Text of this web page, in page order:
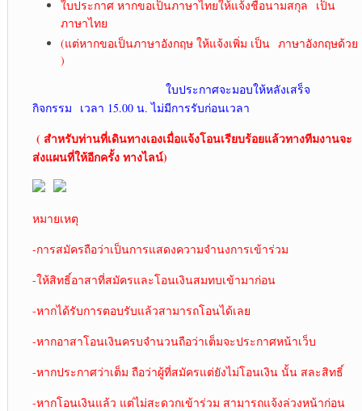
ใบประกาศ หากขอเป็นภาษาไทยให้แจ้งชื่อนามสกุล เป็น
ภาษาไทย
(แต่หากขอเป็นภาษาอังกฤษ ให้แจ้งเพิ่ม เป็น ภาษาอังกฤษด้วย
)
ใบประกาศจะมอบให้หลังเสร็จ
กิจกรรม เวลา 15.00 น. ไม่มีการรับก่อนเวลา
( สำหรับท่านที่เดินทางเองเมื่อแจ้งโอนเรียบร้อยแล้วทางทีมงานจะ
ส่งแผนที่ให้อีกครั้ง ทางไลน์)
หมายเหตุ
-การสมัครถือว่าเป็นการแสดงความจำนงการเข้าร่วม
-ให้สิทธิ์อาสาที่สมัครและโอนเงินสมทบเข้ามาก่อน
-หากได้รับการตอบรับแล้วสามารถโอนได้เลย
-หากอาสาโอนเงินครบจำนวนถือว่าเต็มจะประกาศหน้าเว็บ
-หากประกาศว่าเต็ม ถือว่าผู้ที่สมัครแต่ยังไม่โอนเงิน นั้น สละสิทธิ์
-หากโอนเงินแล้ว แต่ไม่สะดวกเข้าร่วม สามารถแจ้งล่วงหน้าก่อน